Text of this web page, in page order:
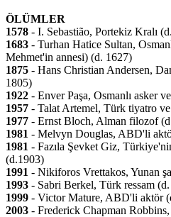
ÖLÜMLER
1578 - I. Sebastião, Portekiz Kralı
1683 - Turhan Hatice Sultan,
Mehmet'in annesi) (d. 1627)
1875 - Hans Christian Andersen,
1805)
1922 - Enver Paşa, Osmanlı asker
1957 - Talat Artemel, Türk tiyatro ve
1977 - Ernst Bloch, Alman filozof
1981 - Melvyn Douglas, ABD'li
1981 - Fazıla Şevket Giz,
(d.1903)
1991 - Nikiforos Vrettakos, Yunan
1993 - Sabri Berkel, Türk ressam
1999 - Victor Mature, ABD'li aktör
2003 - Frederick Chapman